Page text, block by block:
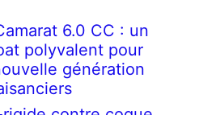
6.0 CC : un
polyvalent pour
génération